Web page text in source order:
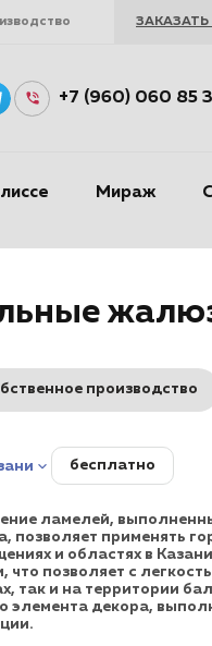
+7 (960) 060 85
Мираж
производство
бесплатно
ламелей,
позволяет применять
и областях в
что позволяет с
так и на территории
элемента декора,